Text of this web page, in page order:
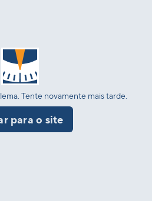
Tente novamente mais tarde.
para o site